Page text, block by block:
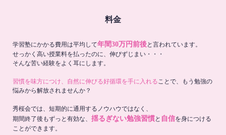
料金
学習塾にかかる費用は平均して年間30万円前後と言われています。
せっかく高い授業料を払ったのに、伸びずじまい・・・
そんな苦い経験をよく耳にします。
習慣を味方につけ、自然に伸びる好循環を手に入れる ことで、もう勉強の
悩みから解放されませんか？
秀桜会では、短期的に通用するノウハウではなく、
期間終了後もずっと有効な、 揺るぎない勉強習慣と 自信を身につける
ことができます。